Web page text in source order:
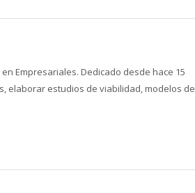
Empresariales. Dedicado desde hace 15
elaborar estudios de viabilidad, modelos de